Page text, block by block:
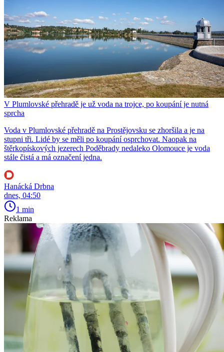
V Plumlovské přehradě je už voda na trojce, po koupání je nutná
sprcha
Voda v Plumlovské přehradě na Prostějovsku se zhoršila a je na
stupni tři. Lidé by se měli po koupání osprchovat. Naopak na
štěrkopískových jezerech Poděbrady nedaleko Olomouce je voda
stále čistá a má označení jedna.
Hanácká Drbna
dnes, 04:50
1 min
Reklama